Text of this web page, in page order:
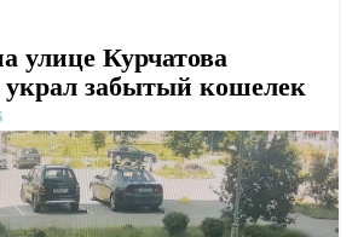
улице Курчатова
украл забытый кошелек